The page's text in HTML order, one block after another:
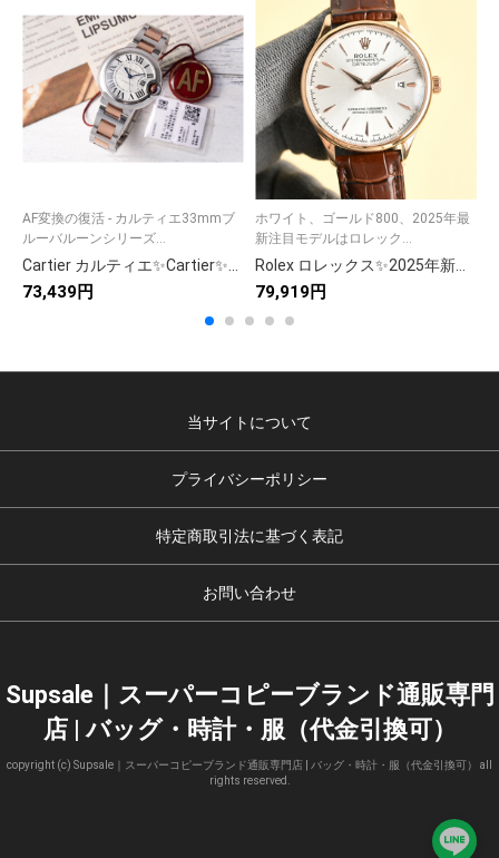
AF変換の復活 - カルティエ33mmブ
ルーバルーンシリーズ...
73,439円
ホワイト、ゴールド800、2025年最
新注目モデルはロレック...
79,919円
当サイトについて
プライバシーポリシー
特定商取引法に基づく表記
お問い合わせ
Supsale｜スーパーコピーブランド通販専門
店 | バッグ・時計・服（代金引換可）
copyright (c) Supsale｜スーパーコピーブランド通販専門店 | バッグ・時計・服（代金引換可） all
rights reserved.